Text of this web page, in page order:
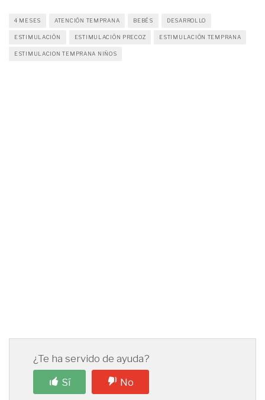
4 MESES ATENCIÓN TEMPRANA BEBÉS DESARROLLO
ESTIMULACIÓN ESTIMULACIÓN PRECOZ ESTIMULACIÓN TEMPRANA
ESTIMULACION TEMPRANA NIÑOS
¿Te ha servido de ayuda?
Sí
No